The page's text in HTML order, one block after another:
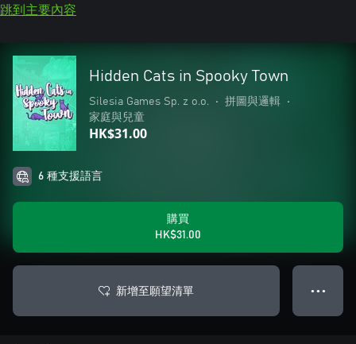
跳到主要內容
Hidden Cats in Spooky Town
Silesia Games Sp. z o.o. • 拼圖與邏輯
•
家庭與兒童
HK$31.00
6 種支援語言
購買
HK$31.00
新增至願望清單 ● ● ●